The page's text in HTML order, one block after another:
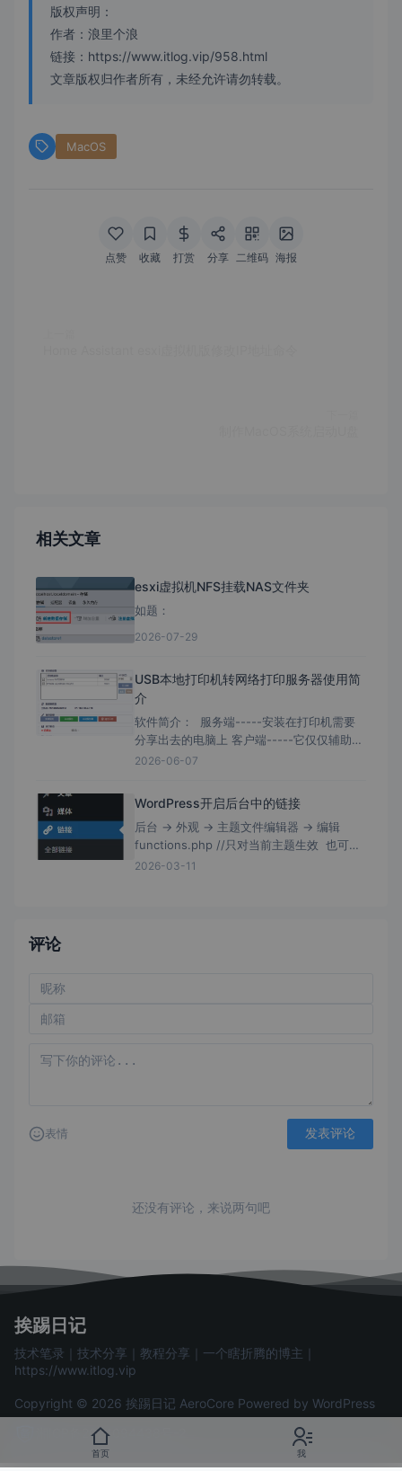
版权声明：
作者：浪里个浪
链接：https://www.itlog.vip/958.html
文章版权归作者所有，未经允许请勿转载。
MacOS
点赞 收藏 打赏 分享 二维码 海报
相关文章
esxi虚拟机NFS挂载NAS文件夹
如题：
2026-07-29
USB本地打印机转网络打印服务器使用简
介
软件简介： 服务端-----安装在打印机需要
分享出去的电脑上 客户端-----它仅仅辅助为
需要去连接打印机的电脑快速安装； 客户端
2026-06-07
WordPress开启后台中的链接
后台 → 外观 → 主题文件编辑器 → 编辑
functions.php //只对当前主题生效 也可编
辑/wp-includes/functions.php //理论上
2026-03-11
评论
表情 发表评论
还没有评论，来说两句吧
挨踢日记
技术笔录｜技术分享｜教程分享｜一个瞎折腾的博主｜
https://www.itlog.vip
Copyright © 2026 挨踢日记 AeroCore Powered by WordPress
湘ICP备2024094438号-2
首页 我